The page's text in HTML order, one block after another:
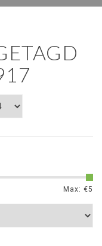
Max: €5